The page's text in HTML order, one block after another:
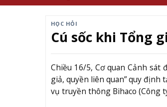
HỌC HỎI
Cú sốc khi Tổng
Chiều 16/5, Cơ quan Cảnh
giả, quyền liên quan” quy
vụ truyền thông Bihaco (Công